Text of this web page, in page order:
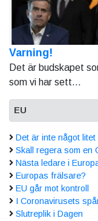
Varning!
Det är budskapet
som vi har sett...
EU
Det är inte något
Skall regera som en
Nästa ledare i
Europas frälsare?
EU går mot kontroll
I Coronavirusets
Slutreplik i Dagen